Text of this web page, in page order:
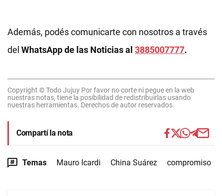
Además, podés comunicarte con nosotros a través
del WhatsApp de las Noticias al 3885007777.
Copyright © Todo Jujuy Por favor no corte ni pegue en la web
nuestras notas, tiene la posibilidad de redistribuirlas usando
nuestras herramientas. Derechos de autor reservados.
Compartí la nota
Temas Mauro Icardi China Suárez compromiso